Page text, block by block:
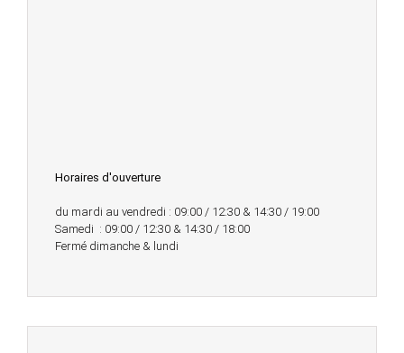
Horaires d'ouverture
du mardi au vendredi : 09:00 / 12:30 & 14:30 / 19:00
Samedi : 09:00 / 12:30 & 14:30 / 18:00
Fermé dimanche & lundi